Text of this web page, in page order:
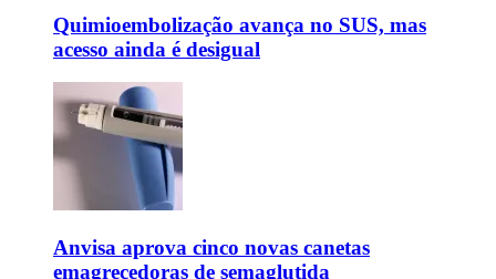
Quimioembolização avança no SUS, mas
acesso ainda é desigual
Anvisa aprova cinco novas canetas
emagrecedoras de semaglutida